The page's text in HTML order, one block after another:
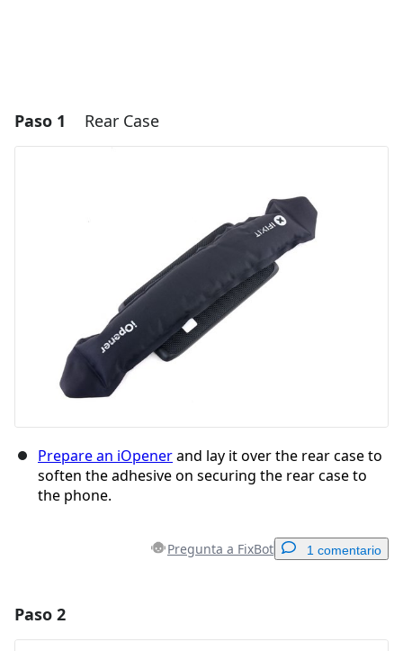
Paso 1 Rear Case
Prepare an iOpenerand lay it over the rear case to
soften the adhesive on securing the rear case to
the phone.
Pregunta a FixBot 1 comentario
Paso 2